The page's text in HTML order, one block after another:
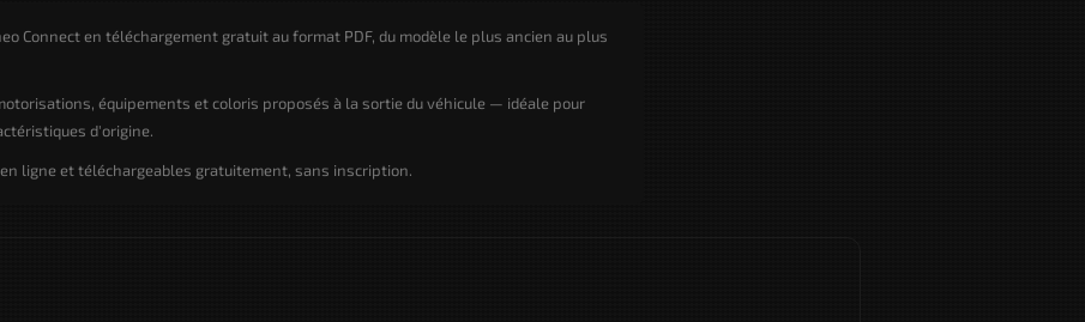
Connect en téléchargement gratuit au format PDF, du modèle le plus ancien au plus
équipements et coloris proposés à la sortie du véhicule — idéale pour
d'origine.
ligne et téléchargeables gratuitement, sans inscription.